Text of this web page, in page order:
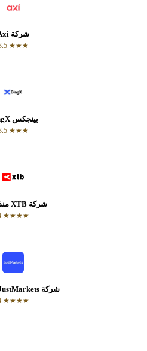
شركة Axi
★★★ 3.5
بينجكس BingX
★★★ 3.5
شركة XTB منذ 2002
★★★★ 4
شركة JustMarkets منذ 2012
★★★★ 4